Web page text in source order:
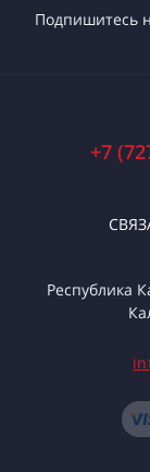
Подпишитесь
+7
Республика